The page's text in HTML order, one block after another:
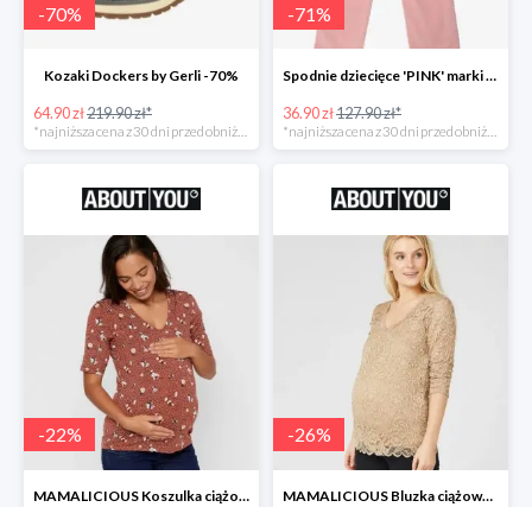
-70%
Kozaki Dockers by Gerli -70%
64.90 zł219.90 zł*
-71%
Spodnie dziecięce 'PINK' marki GAP -71%
36.90 zł127.90 zł*
-22%
MAMALICIOUS Koszulka ciążowa 'Zana' -26%
-26%
MAMALICIOUS Bluzka ciążowa -26%